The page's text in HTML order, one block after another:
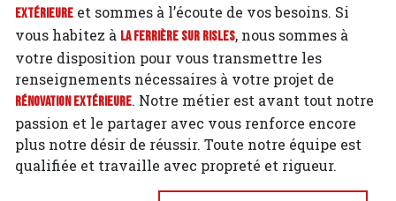
extérieure et sommes à l’écoute de vos besoins. Si
vous habitez à La Ferrière sur Risles, nous sommes à
votre disposition pour vous transmettre les
renseignements nécessaires à votre projet de
Rénovation extérieure. Notre métier est avant tout notre
passion et le partager avec vous renforce encore
plus notre désir de réussir. Toute notre équipe est
qualifiée et travaille avec propreté et rigueur.